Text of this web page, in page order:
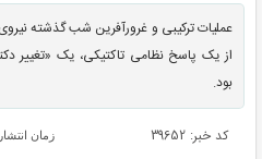
عملیات ترکیبی و غرورآفرین شب گذشته
از یک پاسخ نظامی تاکتیکی، یک «تغییر
بود.
کد خبر: 39652 زمان انتشار: 3 ژوئن 2026 - 13:44